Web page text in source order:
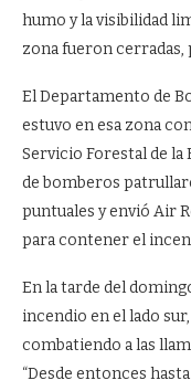
humo y la visibilidad
zona fueron
El Departamento de
estuvo en esa zona
Servicio Forestal de la
de bomberos
puntuales y envió Air
para contener el
En la tarde del
incendio en el lado
combatiendo a las
“Desde entonces